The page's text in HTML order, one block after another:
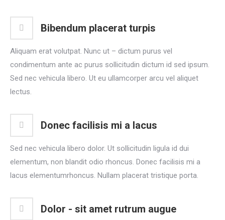
Bibendum placerat turpis
Aliquam erat volutpat. Nunc ut – dictum purus vel
condimentum ante ac purus sollicitudin dictum id sed ipsum.
Sed nec vehicula libero. Ut eu ullamcorper arcu vel aliquet
lectus.
Donec facilisis mi a lacus
Sed nec vehicula libero dolor. Ut sollicitudin ligula id dui
elementum, non blandit odio rhoncus. Donec facilisis mi a
lacus elementumrhoncus. Nullam placerat tristique porta.
Dolor - sit amet rutrum augue